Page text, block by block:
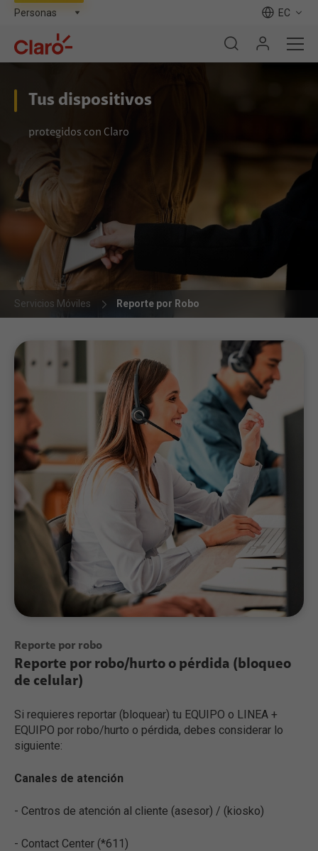
EC
Tus dispositivos
protegidos con Claro
Servicios Móviles Reporte por Robo
Reporte por robo
Reporte por robo/hurto o pérdida (bloqueo
de celular)
Si requieres reportar (bloquear) tu EQUIPO o LINEA +
EQUIPO por robo/hurto o pérdida, debes considerar lo
siguiente:
Canales de atención
- Centros de atención al cliente (asesor) / (kiosko)
- Contact Center (*611)